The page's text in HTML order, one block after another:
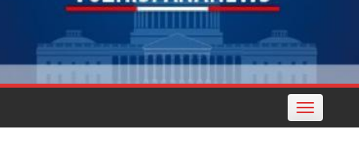
Toggle
navigation